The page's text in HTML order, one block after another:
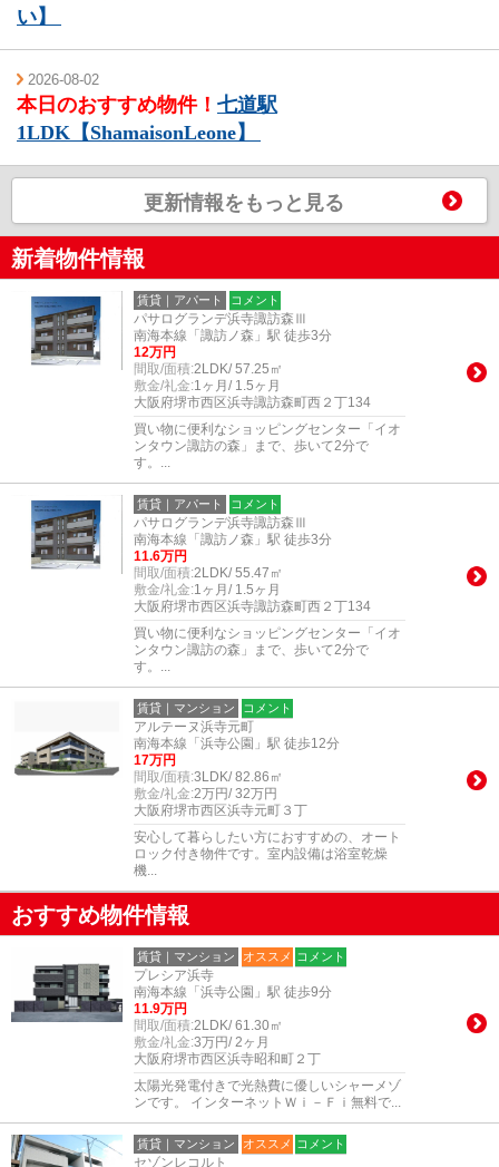
い】
2026-08-02
本日のおすすめ物件！ 七道駅
1LDK【ShamaisonLeone】
更新情報をもっと見る
新着物件情報
賃貸｜アパート コメント
パサログランデ浜寺諏訪森Ⅲ
南海本線「諏訪ノ森」駅 徒歩3分
12万円
間取/面積:2LDK/ 57.25㎡
敷金/礼金:1ヶ月/ 1.5ヶ月
大阪府堺市西区浜寺諏訪森町西２丁134
買い物に便利なショッピングセンター「イオ
ンタウン諏訪の森」まで、歩いて2分で
す。...
賃貸｜アパート コメント
パサログランデ浜寺諏訪森Ⅲ
南海本線「諏訪ノ森」駅 徒歩3分
11.6万円
間取/面積:2LDK/ 55.47㎡
敷金/礼金:1ヶ月/ 1.5ヶ月
大阪府堺市西区浜寺諏訪森町西２丁134
買い物に便利なショッピングセンター「イオ
ンタウン諏訪の森」まで、歩いて2分で
す。...
賃貸｜マンション コメント
アルテーヌ浜寺元町
南海本線「浜寺公園」駅 徒歩12分
17万円
間取/面積:3LDK/ 82.86㎡
敷金/礼金:2万円/ 32万円
大阪府堺市西区浜寺元町３丁
安心して暮らしたい方におすすめの、オート
ロック付き物件です。室内設備は浴室乾燥
機...
おすすめ物件情報
賃貸｜マンション オススメ コメント
プレシア浜寺
南海本線「浜寺公園」駅 徒歩9分
11.9万円
間取/面積:2LDK/ 61.30㎡
敷金/礼金:3万円/ 2ヶ月
大阪府堺市西区浜寺昭和町２丁
太陽光発電付きで光熱費に優しいシャーメゾ
ンです。 インターネットＷｉ－Ｆｉ無料で...
賃貸｜マンション オススメ コメント
セゾンレコルト